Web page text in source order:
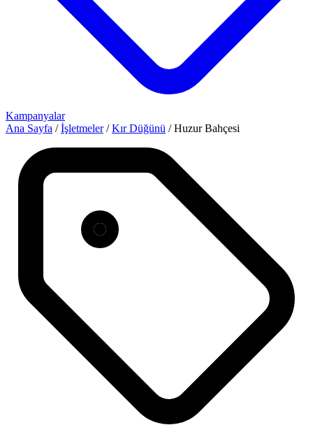
Kampanyalar
Ana Sayfa / İşletmeler / Kır Düğünü / Huzur Bahçesi